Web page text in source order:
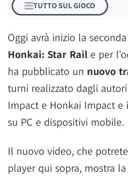
TUTTO SUL GIOCO
Oggi avrà inizio la
Honkai: Star Rail e per
ha pubblicato un nuovo
turni realizzato dagli
Impact e Honkai Impact
su PC e dispositivi mobile.
Il nuovo video, che
player qui sopra, mostra